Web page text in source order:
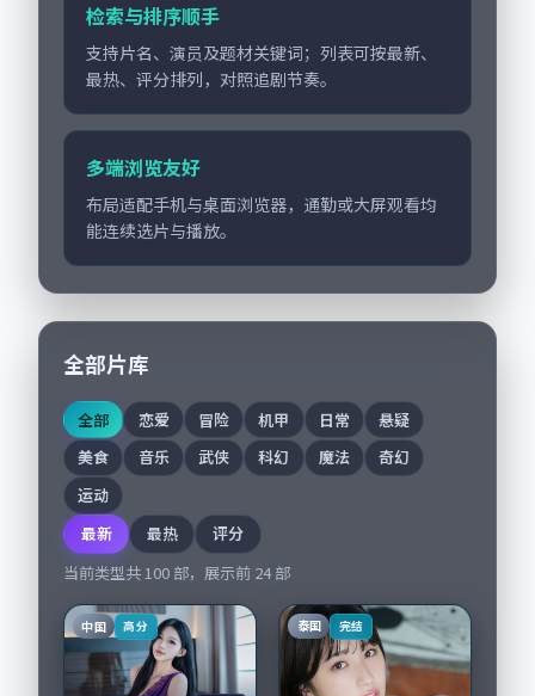
检索与排序顺手
支持片名、演员及题材关键词；列表可按最新、
最热、评分排列，对照追剧节奏。
多端浏览友好
布局适配手机与桌面浏览器，通勤或大屏观看均
能连续选片与播放。
全部片库
全部 恋爱 冒险 机甲 日常
悬疑
美食
音乐 武侠 科幻 魔法
奇幻
运动
最新
最热
评分
当前类型共 100 部，展示前 24部
中国 高分 泰国 完结